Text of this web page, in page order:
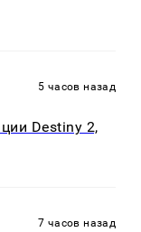
5 часов назад
Destiny 2,
7 часов назад